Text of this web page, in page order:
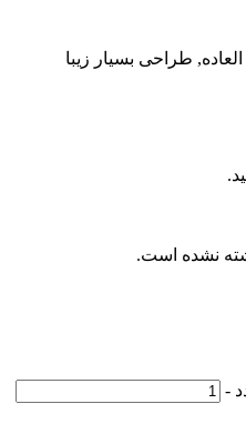
طراحی بسیار زیبا
نشده است.
-